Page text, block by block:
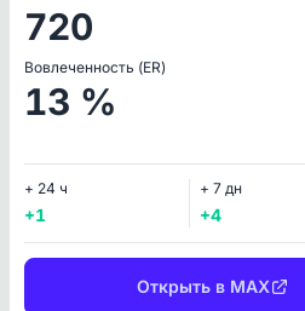
720
Вовлеченность (ER)
13 %
+ 24 ч
+1
+ 7 дн
+4
Открыть в MAX